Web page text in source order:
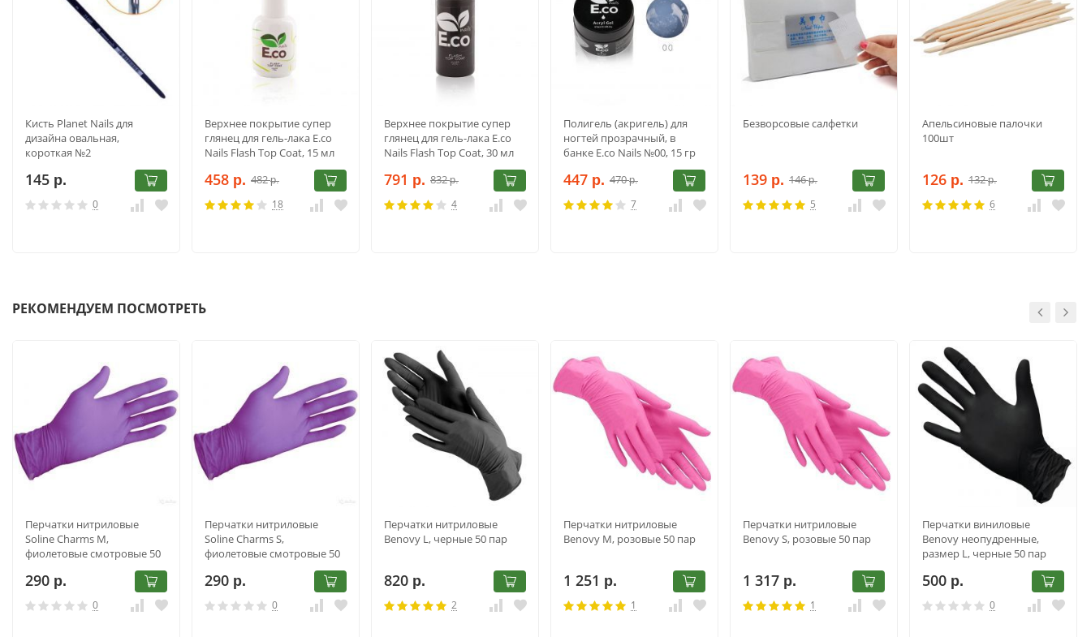
Кисть Planet Nails для
дизайна овальная,
короткая №2
145 р.
0
Верхнее покрытие супер
глянец для гель-лака E.co
Nails Flash Top Coat, 15 мл
458 р. 482р.
18
Верхнее покрытие супер
глянец для гель-лака E.co
Nails Flash Top Coat, 30 мл
791 р. 832р.
4
Полигель (акригель) для
ногтей прозрачный, в
банке E.co Nails №00, 15 гр
447 р. 470р.
7
Безворсовые салфетки
139 р. 146р.
5
Апельсиновые палочки
100шт
126 р. 132р.
6
РЕКОМЕНДУЕМ ПОСМОТРЕТЬ
Перчатки нитриловые
Soline Charms M,
фиолетовые смотровые 50
290 р.
0
Перчатки нитриловые
Soline Charms S,
фиолетовые смотровые 50
290 р.
0
Перчатки нитриловые
Benovy L, черные 50 пар
820 р.
2
Перчатки нитриловые
Benovy M, розовые 50 пар
1 251 р.
1
Перчатки нитриловые
Benovy S, розовые 50 пар
1 317 р.
1
Перчатки виниловые
Benovy неопудренные,
размер L, черные 50 пар
500 р.
0